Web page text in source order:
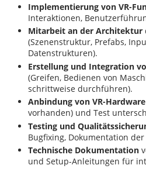
Implementierung von VR-
Interaktionen,
Mitarbeit an der Architektur
(Szenenstruktur, Prefabs,
Datenstrukturen).
Erstellung und Integration
(Greifen, Bedienen von
schrittweise durchführen).
Anbindung von VR-Hardware
vorhanden) und Test
Testing und
Bugfixing, Dokumentation
Technische Dokumentation
und Setup-Anleitungen für